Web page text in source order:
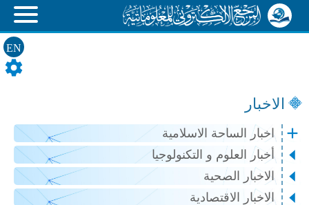
EN
الاخبار
اخبار الساحة الاسلامية
أخبار العلوم و التكنولوجيا
الاخبار الصحية
الاخبار الاقتصادية